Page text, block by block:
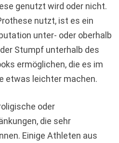
genutzt wird oder nicht.
nutzt, ist es ein
unter- oder oberhalb
Stumpf unterhalb des
ermöglichen, die es im
etwas leichter machen.
oder
die sehr
Einige Athleten aus